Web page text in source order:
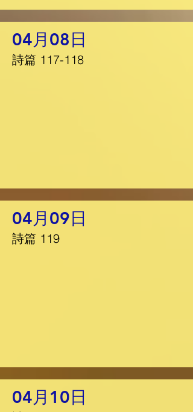
04月08日
詩篇 117-118
04月09日
詩篇 119
04月10日